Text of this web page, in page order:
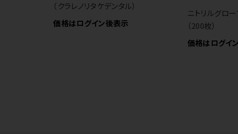
（クラレノリタケデンタル）
価格はログイン後表示
ニトリルグロ
（200枚）
価格はログイ